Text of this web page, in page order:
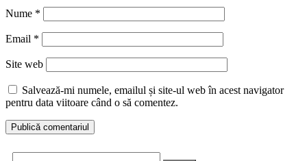
Nume *
Email *
Site web
Salvează-mi numele, emailul și site-ul web în acest navigator
pentru data viitoare când o să comentez.